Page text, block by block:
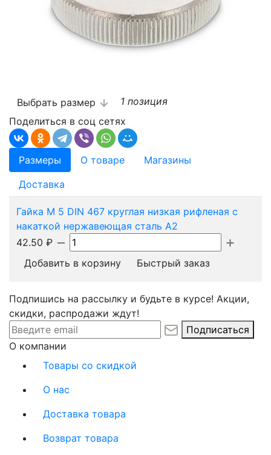
Выбрать размер
1 позиция
Поделиться в соц сетях
Размеры О товаре
Магазины
Доставка
Гайка М 5 DIN 467 круглая низкая рифленая с
накаткой нержавеющая сталь А2
42.50 ₽
Добавить в корзину
Быстрый заказ
Подпишись на рассылку и будьте в курсе! Акции,
скидки, распродажи ждут!
Подписаться
О компании
Товары со скидкой
О нас
Доставка товара
Возврат товара